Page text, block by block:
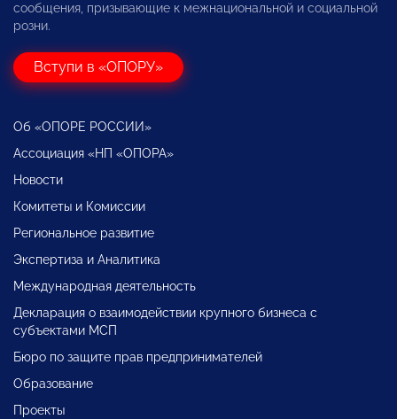
сообщения, призывающие к межнациональной и социальной
розни.
Вступи в «ОПОРУ»
Об «ОПОРЕ РОССИИ»
Ассоциация «НП «ОПОРА»
Новости
Комитеты и Комиссии
Региональное развитие
Экспертиза и Аналитика
Международная деятельность
Декларация о взаимодействии крупного бизнеса с
субъектами МСП
Бюро по защите прав предпринимателей
Образование
Проекты